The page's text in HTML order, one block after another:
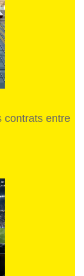
contrats entre